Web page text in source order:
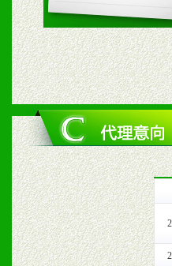
1、给予前
2、对于临
六、服务优
1、完善的
我们将及时
2、售后服
以及时受理